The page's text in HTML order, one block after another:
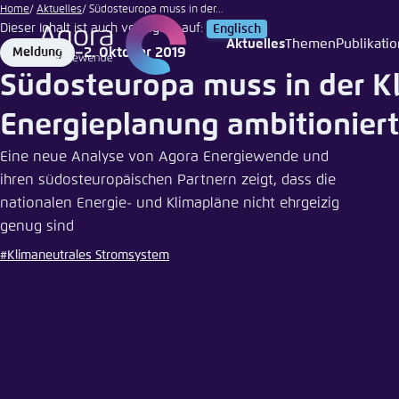
Zum
Hauptinhalt
gehen
AktuellesThemen
Home Aktuelles Südosteuropa muss in der...
Dieser Inhalt ist auch verfügbar auf: Englisch
Format
Meldung
Date
2. Oktober 2019
Südosteuropa muss in der
Energieplanung
Eine neue Analyse von Agora Energiewende und
ihren südosteuropäischen Partnern zeigt, dass die
nationalen Energie- und Klimapläne nicht ehrgeizig
genug sind
#Klimaneutrales Stromsystem
Getty
Images/iStockphoto
Melden
Englisch
Diese
Wählen
möchten.